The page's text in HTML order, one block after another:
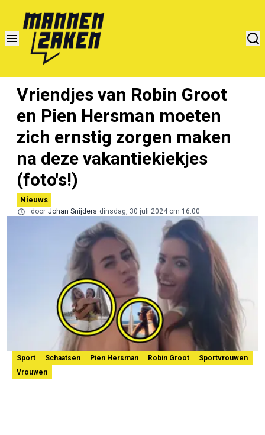
Vriendjes van Robin Groot
en Pien Hersman moeten
zich ernstig zorgen maken
na deze vakantiekiekjes
(foto's!)
Nieuws
door Johan Snijders dinsdag, 30 juli 2024 om 16:00
Sport Schaatsen Pien Hersman Robin Groot
Sportvrouwen
Vrouwen